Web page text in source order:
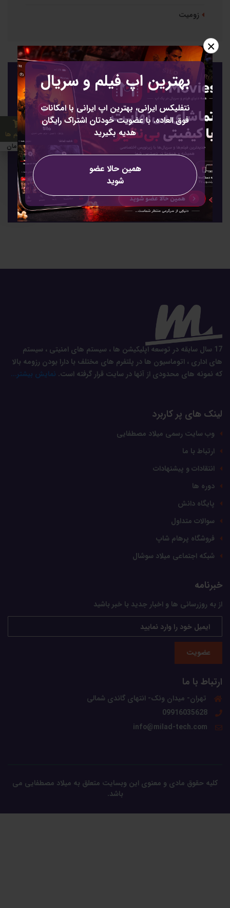
بهترین اپ فیلم و سریال
نتفلیکس ایرانی، بهترین اپ ایرانی با امکانات
فوق العاده. با عضویت خودتان اشتراک رایگان
هدیه بگیرید
همین حالا عضو
شوید
×
زومیت
عضویت
عضویت برای خبرنامه
17 سال سابقه در توسعه اپلیکیشن ها ، سیستم های امنیتی ، سیستم
های اداری ، اتوماسیون ها در پلتفرم های مختلف با دارا بودن رزومه بالا
که نمونه های محدودی از آنها در سایت قرار گرفته است. نمایش بیشتر...
لینک های پر کاربرد
وب سایت رسمی میلاد مصطفایی
ارتباط با ما
انتقادات و پیشنهادات
دوره ها
پایگاه دانش
سوالات متداول
فروشگاه پرهام شاپ
شبکه اجتماعی میلاد سوشال
خبرنامه
از به روزرسانی ها و اخبار جدید با خبر باشید
عضویت
ارتباط با ما
تهران- میدان ونک- انتهای گاندی شمالی
09916035628
info@milad-tech.com
کلیه حقوق مادی و معنوی این وبسایت متعلق به میلاد مصطفایی می
باشد.
0 تومان